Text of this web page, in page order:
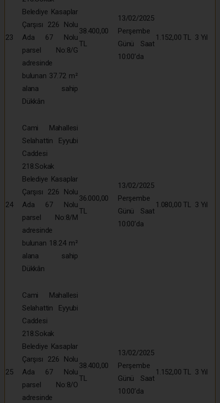
23
Belediye Kasaplar
Çarşısı 226 Nolu
Ada 67 Nolu
parsel No:8/G
adresinde
bulunan 37.72 m²
alana sahip
Dükkân
38.400,00
TL
13/02/2025
Perşembe
Günü Saat
10:00’da
1.152,00 TL 3 Yıl
24
Cami Mahallesi
Selahattin Eyyubi
Caddesi
218.Sokak
Belediye Kasaplar
Çarşısı 226 Nolu
Ada 67 Nolu
parsel No:8/M
adresinde
bulunan 18.24 m²
alana sahip
Dükkân
36.000,00
TL
13/02/2025
Perşembe
Günü Saat
10:00’da
1.080,00 TL 3 Yıl
25
Cami Mahallesi
Selahattin Eyyubi
Caddesi
218.Sokak
Belediye Kasaplar
Çarşısı 226 Nolu
Ada 67 Nolu
parsel No:8/O
adresinde
38.400,00
TL
13/02/2025
Perşembe
Günü Saat
10:00’da
1.152,00 TL 3 Yıl